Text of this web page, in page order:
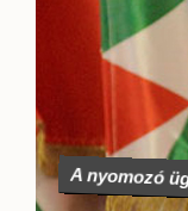
A nyomozó